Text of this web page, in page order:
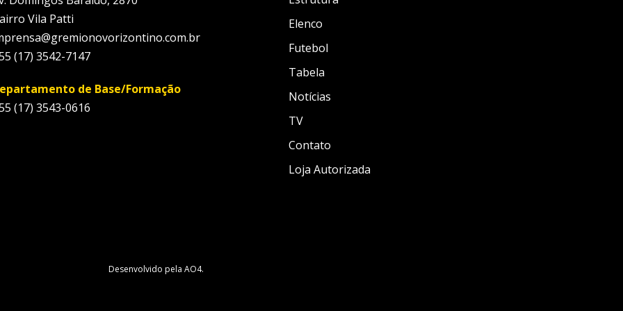
Vila Patti
(17) 3542-7147
de Base/Formação
(17) 3543-0616
Elenco
Futebol
Tabela
Notícias
TV
Contato
Loja Autorizada
Desenvolvido pela AO4.